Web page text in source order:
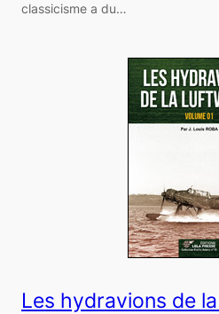
classicisme a du…
Les hydravions de